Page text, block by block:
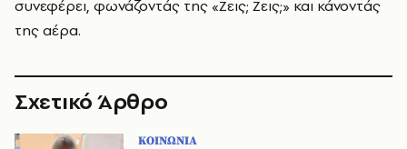
συνεφέρει, φωνάζοντάς της «Ζεις; Ζεις;» και κάνοντάς
της αέρα.
Σχετικό Άρθρο
ΚΟΙΝΩΝΙΑ